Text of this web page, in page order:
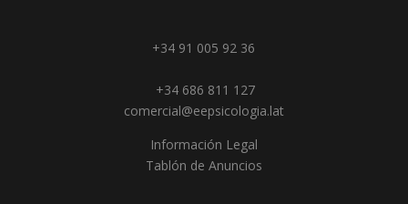
+34 91 005 92 36
+34 686 811 127
comercial@eepsicologia.lat
Información Legal
Tablón de Anuncios